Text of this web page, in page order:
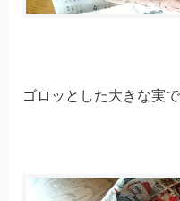
ゴロッとした大きな実